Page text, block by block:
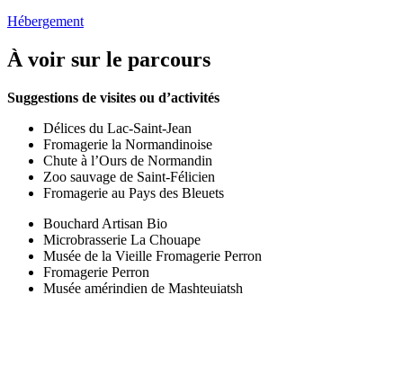
Hébergement
À voir sur le parcours
Suggestions de visites ou d’activités
Délices du Lac-Saint-Jean
Fromagerie la Normandinoise
Chute à l’Ours de Normandin
Zoo sauvage de Saint-Félicien
Fromagerie au Pays des Bleuets
Bouchard Artisan Bio
Microbrasserie La Chouape
Musée de la Vieille Fromagerie Perron
Fromagerie Perron
Musée amérindien de Mashteuiatsh